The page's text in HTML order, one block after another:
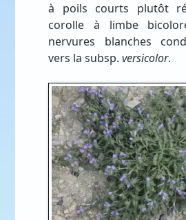
à poils courts plutôt
corolle à limbe
nervures blanches
vers la subsp.versicolor.